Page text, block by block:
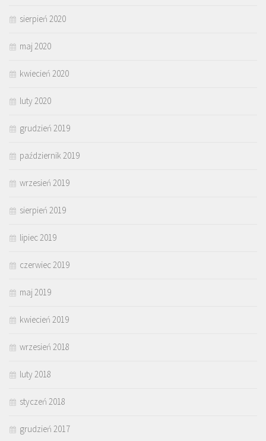
sierpień 2020
maj 2020
kwiecień 2020
luty 2020
grudzień 2019
październik 2019
wrzesień 2019
sierpień 2019
lipiec 2019
czerwiec 2019
maj 2019
kwiecień 2019
wrzesień 2018
luty 2018
styczeń 2018
grudzień 2017